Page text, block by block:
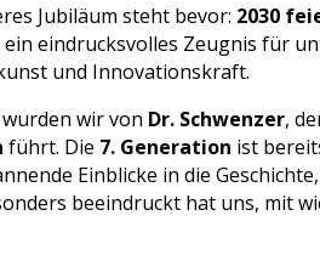
Jubiläum steht bevor: 2030
ein eindrucksvolles Zeugnis für
und Innovationskraft.
wir von Dr. Schwenzer,
führt. Die 7. Generation ist
Einblicke in die
beeindruckt hat uns, mit